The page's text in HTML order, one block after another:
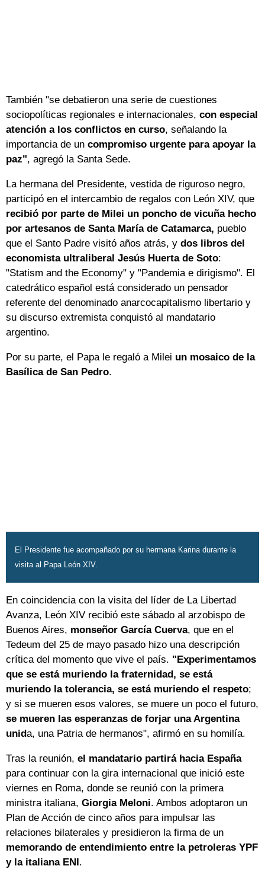
También "se debatieron una serie de cuestiones
sociopolíticas regionales e internacionales, con especial
atención a los conflictos en curso, señalando la
importancia de un compromiso urgente para apoyar la
paz", agregó la Santa Sede.
La hermana del Presidente, vestida de riguroso negro,
participó en el intercambio de regalos con León XIV, que
recibió por parte de Milei un poncho de vicuña hecho
por artesanos de Santa María de Catamarca, pueblo
que el Santo Padre visitó años atrás, y dos libros del
economista ultraliberal Jesús Huerta de Soto:
"Statism and the Economy" y "Pandemia e dirigismo". El
catedrático español está considerado un pensador
referente del denominado anarcocapitalismo libertario y
su discurso extremista conquistó al mandatario
argentino.
Por su parte, el Papa le regaló a Milei un mosaico de la
Basílica de San Pedro.
El Presidente fue acompañado por su hermana Karina durante la
visita al Papa León XIV.
En coincidencia con la visita del líder de La Libertad
Avanza, León XIV recibió este sábado al arzobispo de
Buenos Aires, monseñor García Cuerva, que en el
Tedeum del 25 de mayo pasado hizo una descripción
crítica del momento que vive el país. "Experimentamos
que se está muriendo la fraternidad, se está
muriendo la tolerancia, se está muriendo el respeto;
y si se mueren esos valores, se muere un poco el futuro,
se mueren las esperanzas de forjar una Argentina
unida, una Patria de hermanos", afirmó en su homilía.
Tras la reunión, el mandatario partirá hacia España
para continuar con la gira internacional que inició este
viernes en Roma, donde se reunió con la primera
ministra italiana, Giorgia Meloni. Ambos adoptaron un
Plan de Acción de cinco años para impulsar las
relaciones bilaterales y presidieron la firma de un
memorando de entendimiento entre la petroleras YPF
y la italiana ENI .